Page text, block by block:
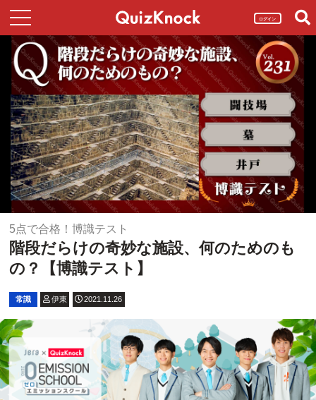
ログイン
5点で合格！博識テスト
階段だらけの奇妙な施設、何のためのも
の？【博識テスト】
常識 伊東 2021.11.26